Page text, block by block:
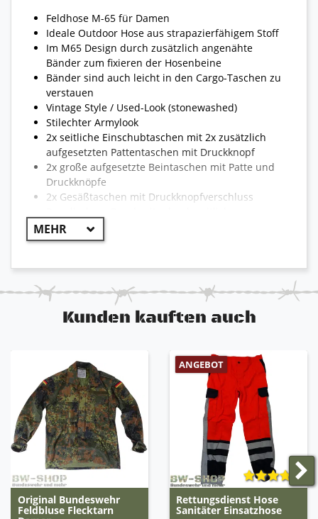
Feldhose M-65 für Damen
Ideale Outdoor Hose aus strapazierfähigem Stoff
Im M65 Design durch zusätzlich angenähte
Bänder zum fixieren der Hosenbeine
Bänder sind auch leicht in den Cargo-Taschen zu
verstauen
Vintage Style / Used-Look (stonewashed)
Stilechter Armylook
2x seitliche Einschubtaschen mit 2x zusätzlich
aufgesetzten Pattentaschen mit Druckknopf
2x große aufgesetzte Beintaschen mit Patte und
Druckknöpfe
2x Gesäßtaschen mit Druckknopfverschluss
integrierte Laschen
Integrierte Befestigungsmöglichkeiten (Laschen
Dehnfalten im Kniebereich
Gürtelschlaufen
Regulierbarer Beinabschluss durch Zugbänder
Robust und widerstandsfähig
Kunden kauften auch
Original Bundeswehr
Feldbluse Flecktarn
ANGEBOT
Rettungsdienst Hose
Sanitäter Einsatzhose